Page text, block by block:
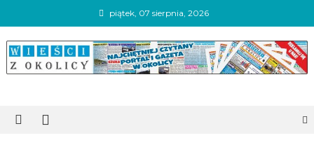
to
content
piątek, 07 sierpnia, 2026